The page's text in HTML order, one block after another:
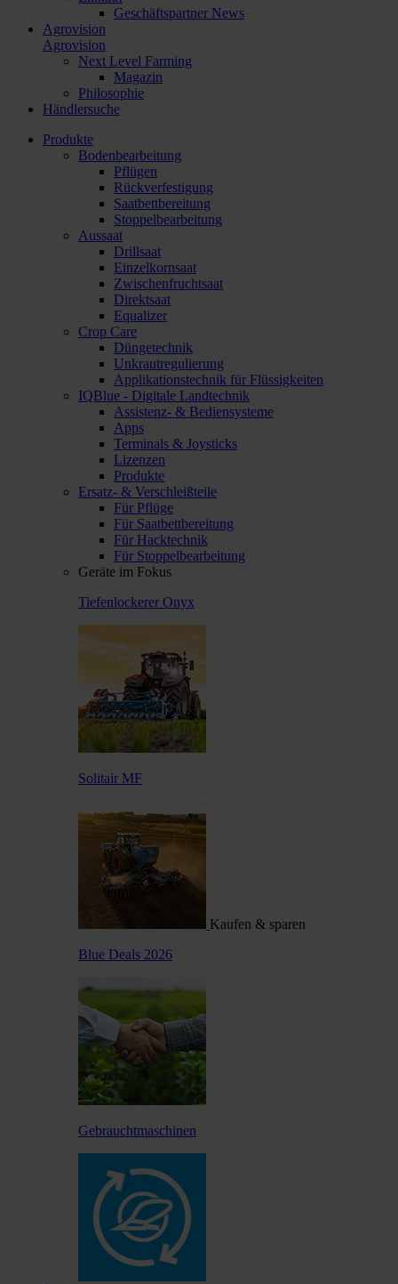
Geschäftspartner News
Agrovision
Agrovision
Next Level Farming
Magazin
Philosophie
Händlersuche
Produkte
Bodenbearbeitung
Pflügen
Rückverfestigung
Saatbettbereitung
Stoppelbearbeitung
Aussaat
Drillsaat
Einzelkornsaat
Zwischenfruchtsaat
Direktsaat
Equalizer
Crop Care
Düngetechnik
Unkrautregulierung
Applikationstechnik für Flüssigkeiten
IQBlue - Digitale Landtechnik
Assistenz- & Bediensysteme
Apps
Terminals & Joysticks
Lizenzen
Produkte
Ersatz- & Verschleißteile
Für Pflüge
Für Saatbettbereitung
Für Hacktechnik
Für Stoppelbearbeitung
Geräte im Fokus
Tiefenlockerer Onyx
Solitair MF
Kaufen & sparen
Blue Deals 2026
Gebrauchtmaschinen